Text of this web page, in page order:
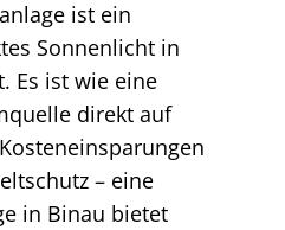
ist ein
Sonnenlicht in
Es ist wie eine
direkt auf
– eine
in Binau bietet